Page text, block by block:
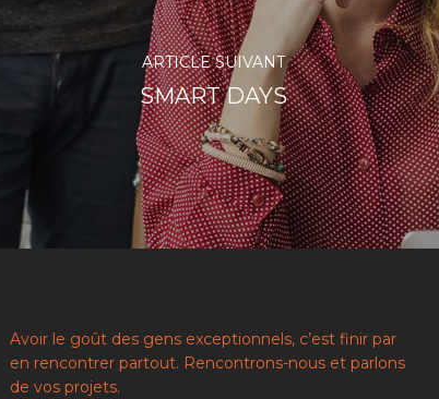
ARTICLE SUIVANT
SMART DAYS
Avoir le goût des gens exceptionnels, c’est finir par
en rencontrer partout. Rencontrons-nous et parlons
de vos projets.